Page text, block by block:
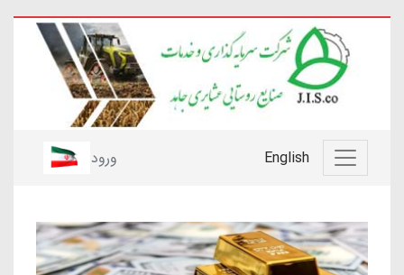
English ورود